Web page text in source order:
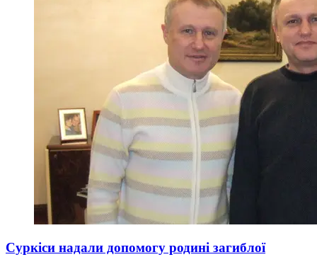
Суркіси надали допомогу родині загиблої